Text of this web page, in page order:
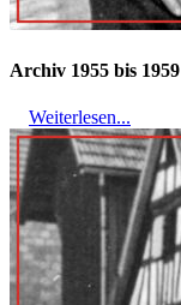
Archiv 1955 bis 1959
Weiterlesen...